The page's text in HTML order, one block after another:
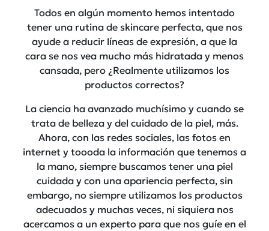
Todos en algún momento hemos intentado
tener una rutina de skincare perfecta, que nos
ayude a reducir líneas de expresión, a que la
cara se nos vea mucho más hidratada y menos
cansada, pero ¿Realmente utilizamos los
productos correctos?
La ciencia ha avanzado muchísimo y cuando se
trata de belleza y del cuidado de la piel, más.
Ahora, con las redes sociales, las fotos en
internet y toooda la información que tenemos a
la mano, siempre buscamos tener una piel
cuidada y con una apariencia perfecta, sin
embargo, no siempre utilizamos los productos
adecuados y muchas veces, ni siquiera nos
acercamos a un experto para que nos guíe en el